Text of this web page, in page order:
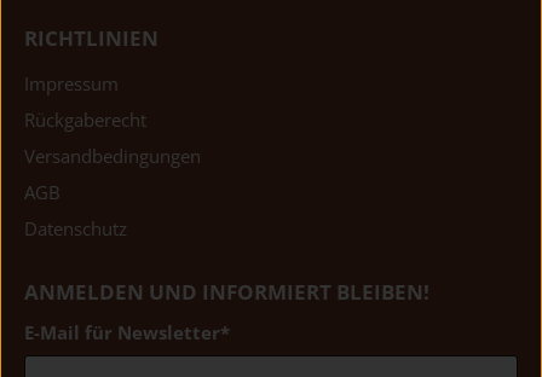
RICHTLINIEN
Impressum
Rückgaberecht
Versandbedingungen
AGB
Datenschutz
ANMELDEN UND INFORMIERT BLEIBEN!
E-Mail für Newsletter*